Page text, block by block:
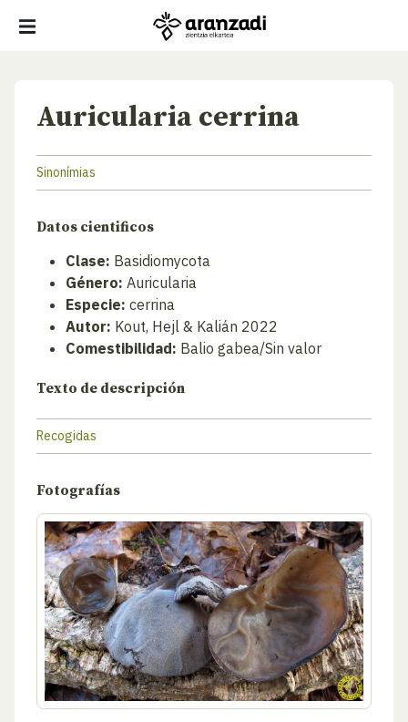
Auricularia cerrina
Sinonímias
Datos cientificos
Clase: Basidiomycota
Género: Auricularia
Especie: cerrina
Autor: Kout, Hejl & Kalián 2022
Comestibilidad: Balio gabea/Sin valor
Texto de descripción
Recogidas
Fotografías